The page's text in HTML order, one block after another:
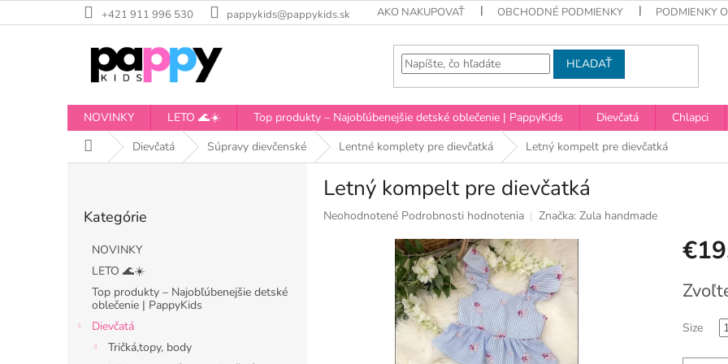
na
+421 911 996 530 pappykids@pappykids.sk AKO NAKUPOVAŤ OBCHODNÉ PODMIENKY PODMIENKY
HĽADAŤ
NOVINKY LETO 🌊☀️ Top produkty – Najobľúbenejšie detské oblečenie | PappyKids Dievčatá Chlapci
DomovDievčatá Súpravy dievčenské Lentné komplety pre dievčatká Letný kompelt pre dievčatká
kategórie
Kategórie
NOVINKY
LETO 🌊☀️
Top produkty – Najobľúbenejšie detské
oblečenie | PappyKids
Dievčatá
Tričká,topy, body
Letný kompelt pre dievčatká
Priemerné
Neohodnotené Podrobnosti hodnotenia Značka: Zula handmade
cena:
Size